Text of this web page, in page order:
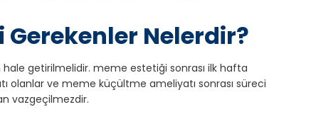
Gerekenler Nelerdir?
getirilmelidir. meme estetiği sonrası ilk hafta
olanlar ve meme küçültme ameliyatı sonrası süreci
vazgeçilmezdir.